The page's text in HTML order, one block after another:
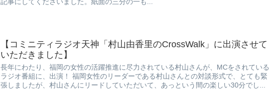
【コミニティラジオ天神「村山由香里のCrossWalk」に出演させて
いただきました】
長年にわたり、福岡の女性の活躍推進に尽力されている村山さんが、MCをされている
ラジオ番組に、出演！ 福岡女性のリーダーである村山さんとの対談形式で、とても緊
張しましたが、村山さんにリードしていただいて、あっという間の楽しい30分でし...